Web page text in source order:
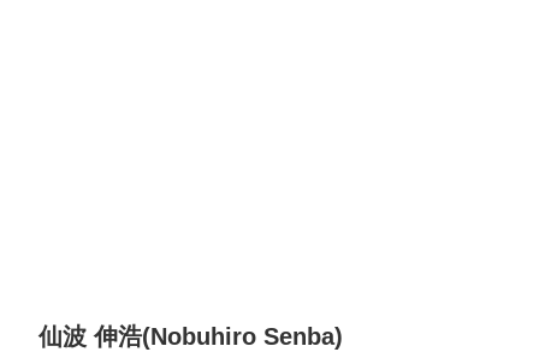
仙波 伸浩(Nobuhiro Senba)